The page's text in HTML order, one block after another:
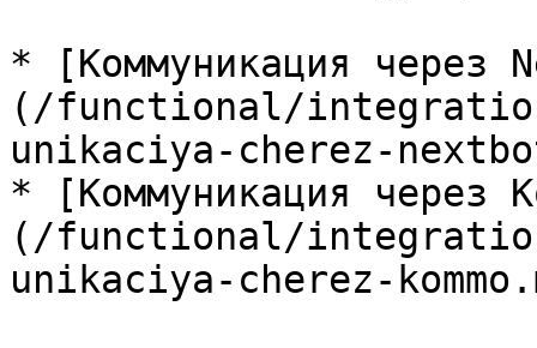
* [Коммуникация через
(/functional/
unikaciya-cherez-
* [Коммуникация через
(/functional/
unikaciya-cherez-